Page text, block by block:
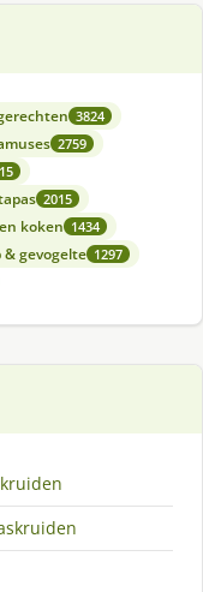
3824
2759
2015
koken 1434
& gevogelte 1297